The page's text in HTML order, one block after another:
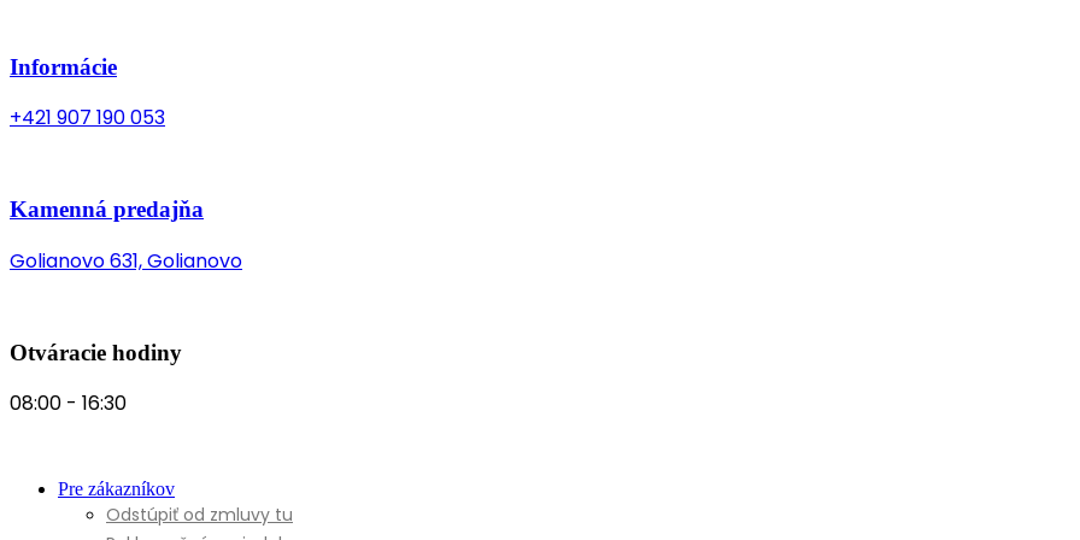
Informácie
+421 907 190 053
Kamenná predajňa
Golianovo 631, Golianovo
Otváracie hodiny
08:00 - 16:30
Pre zákazníkov
Odstúpiť od zmluvy tu